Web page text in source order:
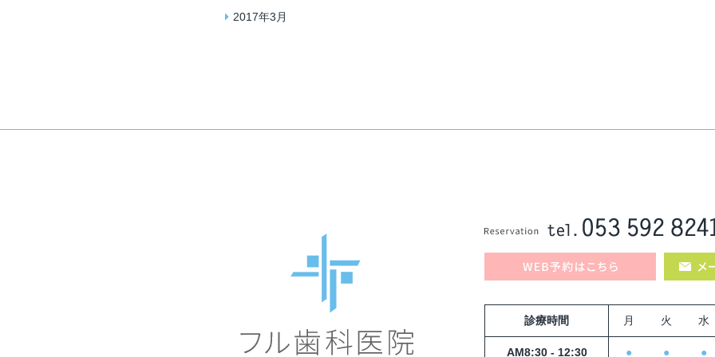
2017年3月
診療時間 月 火 水
AM8:30 - 12:30 ● ● ●